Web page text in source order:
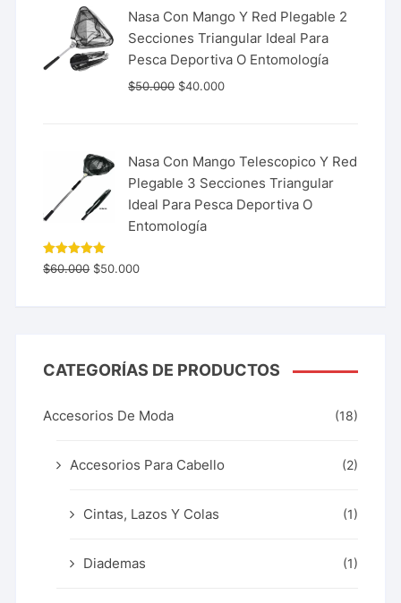
Nasa Con Mango Y Red Plegable 2
Secciones Triangular Ideal Para
Pesca Deportiva O Entomología
$50.000 $40.000
Nasa Con Mango Telescopico Y Red
Plegable 3 Secciones Triangular
Ideal Para Pesca Deportiva O
Entomología
Valorado
con 5.00
$60.000 $50.000
CATEGORÍAS DE PRODUCTOS
Accesorios De Moda (18)
Accesorios Para Cabello (2)
Cintas, Lazos Y Colas (1)
Diademas (1)